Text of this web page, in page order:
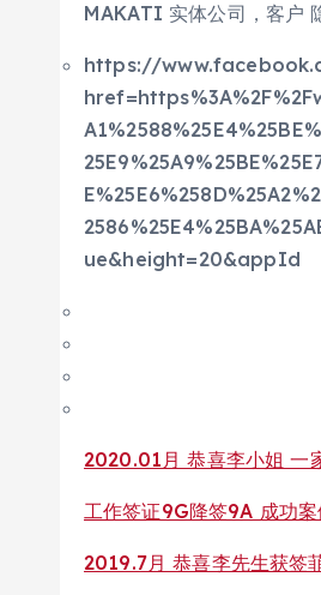
MAKATI 实体公司，客户
https://
ue&height=20&appId
2020.01月 恭喜李小姐 一
工作签证9G降签9A 成功案
2019.7月 恭喜李先生获签